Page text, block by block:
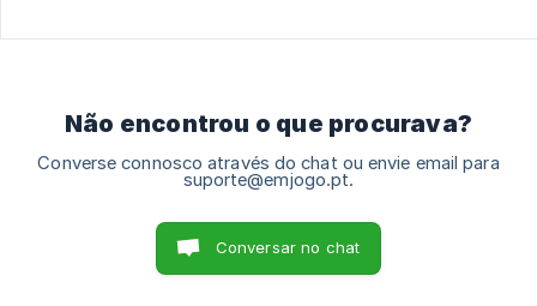
Não encontrou o que procurava?
Converse connosco através do chat ou envie email para
suporte@emjogo.pt.
Conversar no chat